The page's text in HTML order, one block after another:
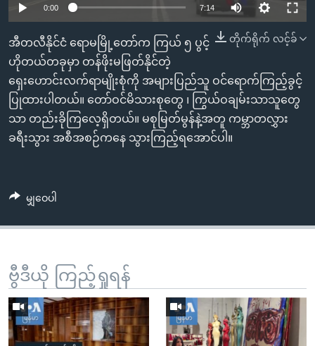
ကြည့်
ရှာဖွေ
ရန်
နေရာ
သို့
ကျော်
ရန်
ဘာသာစကားများ
0:00 7:14
တိုက်ရိုက် လင့်ခ်
အီတလီနိုင်ငံ ရောမမြို့တော်က ကြယ် ၅ ပွင့်
ဟိုတယ်တခုမှာ တန်ဖိုးမဖြတ်နိုင်တဲ့
ရှေးဟောင်းလက်ရာမျိုးစုံကို အများပြည်သူ ဝင်ရောက်ကြည့်ခွင့်
ပြုထားပါတယ်။ တော်ဝင်မိသားစုတွေ ၊ ကြွယ်ဝချမ်းသာသူတွေ
သာ တည်းခိုကြလေ့ရှိတယ်။ မစုမြတ်မွန်နဲ့အတူ ကမ္ဘာတလွှား
ခရီးသွား အစီအစဉ်ကနေ သွားကြည့်ရအောင်ပါ။
မျှဝေပါ
ဗွီဒီယို ကြည့်ရှုရန်